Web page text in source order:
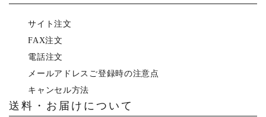
サイト注文
FAX注文
電話注文
メールアドレスご登録時の注意点
キャンセル方法
送料・お届けについて